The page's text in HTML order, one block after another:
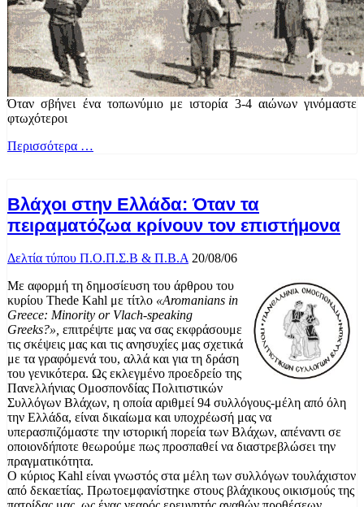
Όταν σβήνει ένα τοπωνύμιο με ιστορία 3-4 αιώνων γινόμαστε
φτωχότεροι
Περισσότερα …
Βλάχοι στην Ελλάδα: Όταν τα
πειραματόζωα κρίνουν τον επιστήμονα
Δελτία τύπου Π.Ο.Π.Σ.Β & Π.Β.Α 20/08/06
Mε αφορμή τη δημοσίευση του άρθρου του
κυρίου Thede Kahl με τίτλο «Aromanians in
Greece: Minority or Vlach-speaking
Greeks?», επιτρέψτε μας να σας εκφράσουμε
τις σκέψεις μας και τις ανησυχίες μας σχετικά
με τα γραφόμενά του, αλλά και για τη δράση
του γενικότερα. Ως εκλεγμένο προεδρείο της
Πανελλήνιας Ομοσπονδίας Πολιτιστικών
Συλλόγων Βλάχων, η οποία αριθμεί 94 συλλόγους-μέλη από όλη
την Ελλάδα, είναι δικαίωμα και υποχρέωσή μας να
υπερασπιζόμαστε την ιστορική πορεία των Βλάχων, απέναντι σε
οποιονδήποτε θεωρούμε πως προσπαθεί να διαστρεβλώσει την
πραγματικότητα.
Ο κύριος Kahl είναι γνωστός στα μέλη των συλλόγων τουλάχιστον
από δεκαετίας. Πρωτοεμφανίστηκε στους βλάχικους οικισμούς της